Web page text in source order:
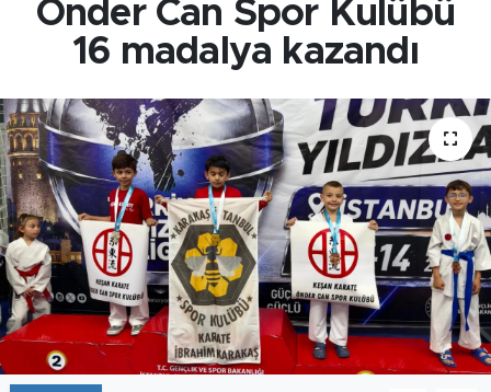
Önder Can Spor Kulübü
16 madalya kazandı